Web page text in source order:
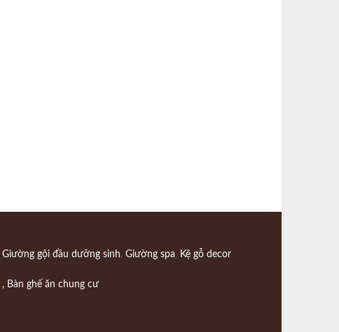
Giường gội đầu dưỡng sinh, Giường spa, Kệ gỗ decor
, Bàn ghế ăn chung cư